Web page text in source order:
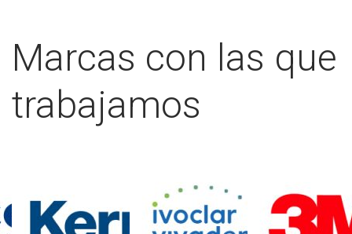
Marcas con las que
trabajamos